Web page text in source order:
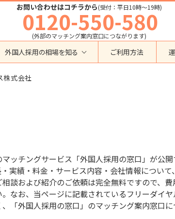
お問い合わせはコチラから(受付：平日10時〜19時)
0120-550-580
(外部のマッチング案内窓口につながります)
る
運送・ドライバー
自動車整備
宿泊
外食
農業
送
外国人採用の相場を知る
育成就労外国人の受け入れ相場
ご利用方法
株式会社
ッチングサービス「外国人採用の窓口」が公
実績・料金・サービス内容・会社情報につい
談および紹介のご依頼は完全無料ですので、
なお、当ページに記載されているフリーダイ
「外国人採用の窓口」のマッチング案内窓口